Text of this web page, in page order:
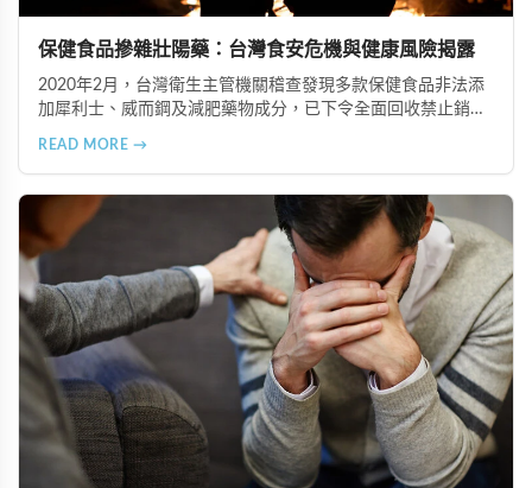
保健食品摻雜壯陽藥：台灣食安危機與健康風險揭露
2020年2月，台灣衛生主管機關稽查發現多款保健食品非法添
加犀利士、威而鋼及減肥藥物成分，已下令全面回收禁止銷
READ MORE →